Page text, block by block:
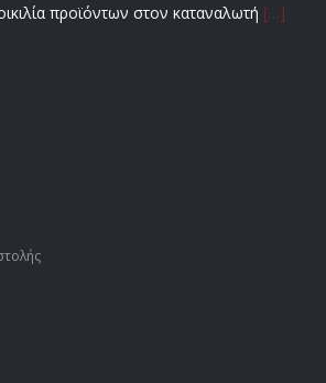
προϊόντων στον καταναλωτή […]